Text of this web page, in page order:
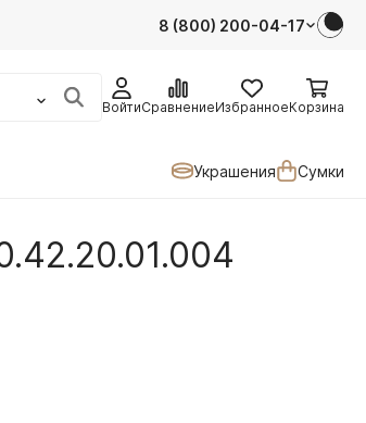
8 (800) 200-04-17
ВойтиСравнениеИзбранноеКорзина
Украшения Сумки